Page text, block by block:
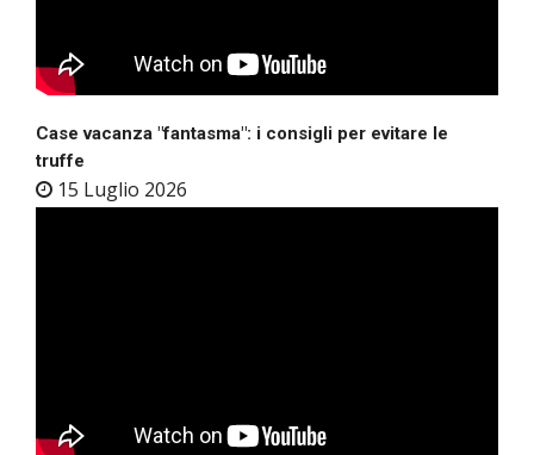
Case vacanza "fantasma": i consigli per evitare le
truffe
15 Luglio 2026